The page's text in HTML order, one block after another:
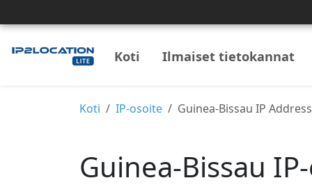
Koti Ilmaiset tietokannat
Koti IP-osoite Guinea-Bissau IP
Guinea-Bissau